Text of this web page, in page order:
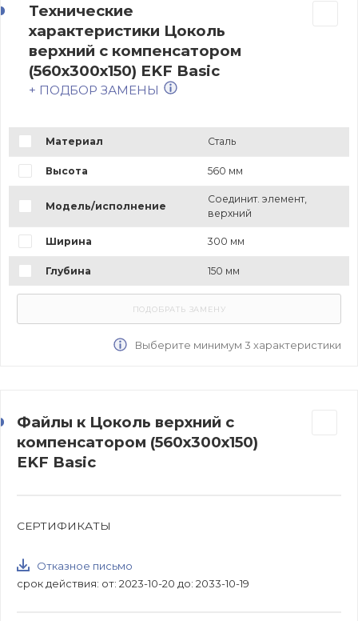
Технические
характеристики Цоколь
верхний с компенсатором
(560х300х150) EKF Basic
+ ПОДБОР ЗАМЕНЫ
Материал Сталь
Высота 560 мм
Модель/исполнение
Соединит. элемент,
верхний
Ширина 300 мм
Глубина 150 мм
Выберите минимум 3 характеристики
Файлы к Цоколь верхний с
компенсатором (560х300х150)
EKF Basic
СЕРТИФИКАТЫ
Отказное письмо
срок действия: от: 2023-10-20 до: 2033-10-19